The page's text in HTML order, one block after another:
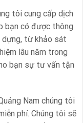
tôi cung cấp dịch
bạn có được thông
từ khảo sát
lâu năm trong
bạn sự tư vấn tận
Nam chúng tôi
phí. Chúng tôi sẽ